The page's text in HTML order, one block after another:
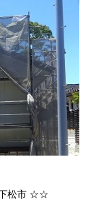
下松市 ☆☆